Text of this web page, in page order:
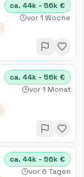
ca. 44k - 56k €
vor 1 Woche
ca. 44k - 56k €
vor 1 Monat
ca. 44k - 56k €
vor 6 Tagen